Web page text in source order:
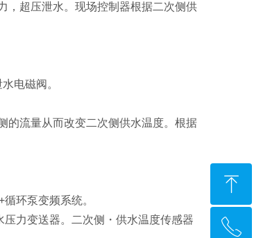
，超压泄水。现场控制器根据二次侧供
电磁阀。
的流量从而改变二次侧供水温度。根据
循环泵变频系统。
力变送器。二次侧 ・ 供水温度传感器
ꁸ
回到顶部
ꂅ